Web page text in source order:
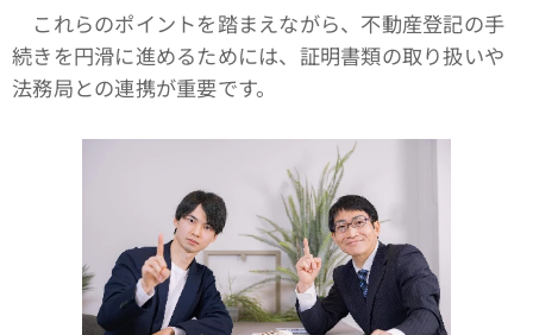
これらのポイントを踏まえながら、不動産登記の手
続きを円滑に進めるためには、証明書類の取り扱いや
法務局との連携が重要です。